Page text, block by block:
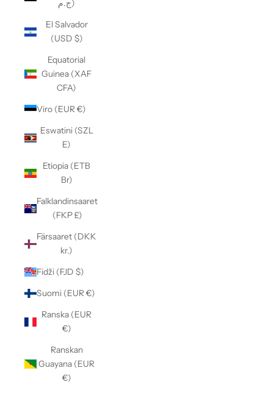
ج.م)
El Salvador
(USD $)
Equatorial
Guinea (XAF
CFA)
Viro (EUR €)
Eswatini (SZL
E)
Etiopia (ETB
Br)
Falklandinsaaret
(FKP £)
Färsaaret (DKK
kr.)
Fidži (FJD $)
Suomi (EUR €)
Ranska (EUR
€)
Ranskan
Guayana (EUR
€)